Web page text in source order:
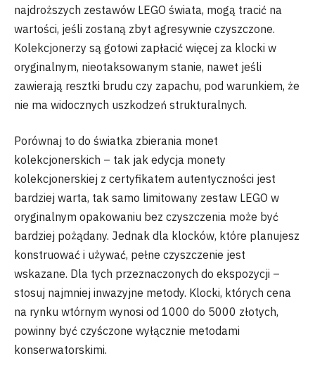
najdroższych zestawów LEGO świata, mogą tracić na
wartości, jeśli zostaną zbyt agresywnie czyszczone.
Kolekcjonerzy są gotowi zapłacić więcej za klocki w
oryginalnym, nieotaksowanym stanie, nawet jeśli
zawierają resztki brudu czy zapachu, pod warunkiem, że
nie ma widocznych uszkodzeń strukturalnych.
Porównaj to do światka zbierania monet
kolekcjonerskich – tak jak edycja monety
kolekcjonerskiej z certyfikatem autentyczności jest
bardziej warta, tak samo limitowany zestaw LEGO w
oryginalnym opakowaniu bez czyszczenia może być
bardziej pożądany. Jednak dla klocków, które planujesz
konstruować i używać, pełne czyszczenie jest
wskazane. Dla tych przeznaczonych do ekspozycji –
stosuj najmniej inwazyjne metody. Klocki, których cena
na rynku wtórnym wynosi od 1000 do 5000 złotych,
powinny być czyśczone wyłącznie metodami
konserwatorskimi.